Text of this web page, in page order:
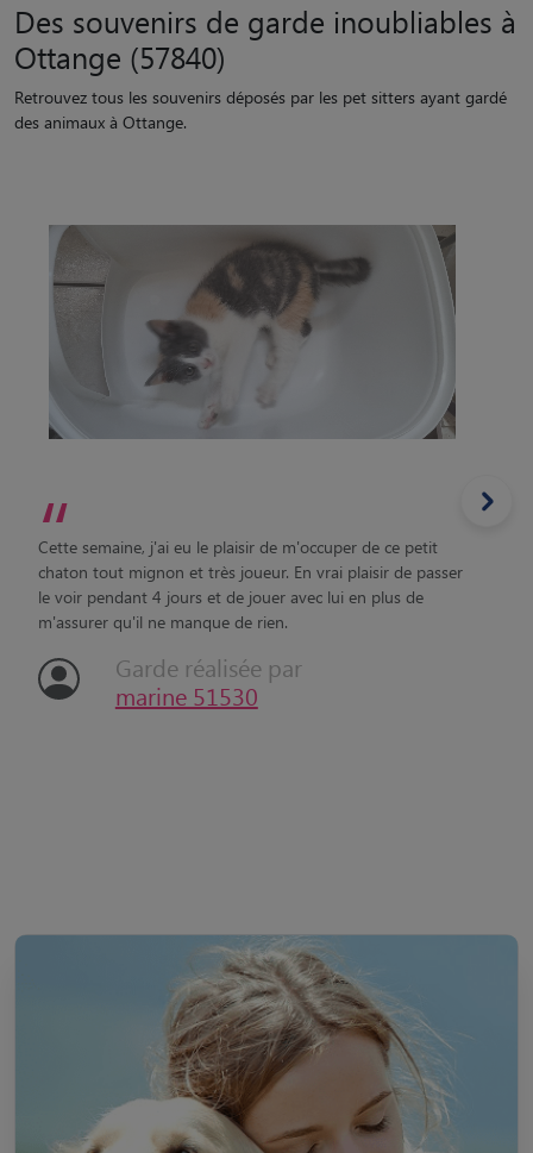
Des souvenirs de garde inoubliables à
Ottange (57840)
Retrouvez tous les souvenirs déposés par les pet sitters ayant gardé
des animaux à Ottange.
“
Cette semaine, j'ai eu le plaisir de m'occuper de ce petit
chaton tout mignon et très joueur. En vrai plaisir de passer
le voir pendant 4 jours et de jouer avec lui en plus de
m'assurer qu'il ne manque de rien.
Garde réalisée par
marine 51530